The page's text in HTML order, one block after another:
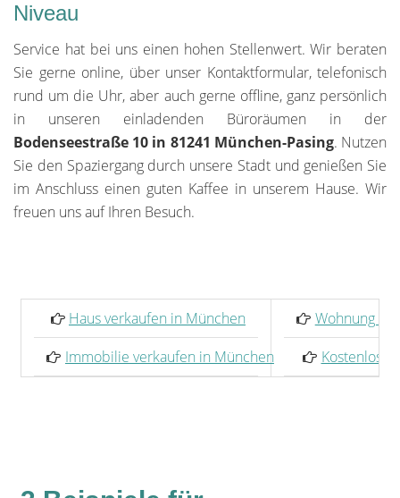
Niveau
Service hat bei uns einen hohen Stellenwert. Wir beraten
Sie gerne online, über unser Kontaktformular, telefonisch
rund um die Uhr, aber auch gerne offline, ganz persönlich
in unseren einladenden Büroräumen in der
Bodenseestraße 10 in 81241 München-Pasing. Nutzen
Sie den Spaziergang durch unsere Stadt und genießen Sie
im Anschluss einen guten Kaffee in unserem Hause. Wir
freuen uns auf Ihren Besuch.
Haus verkaufen in München
Wohnung
Immobilie verkaufen in München
Kostenlose